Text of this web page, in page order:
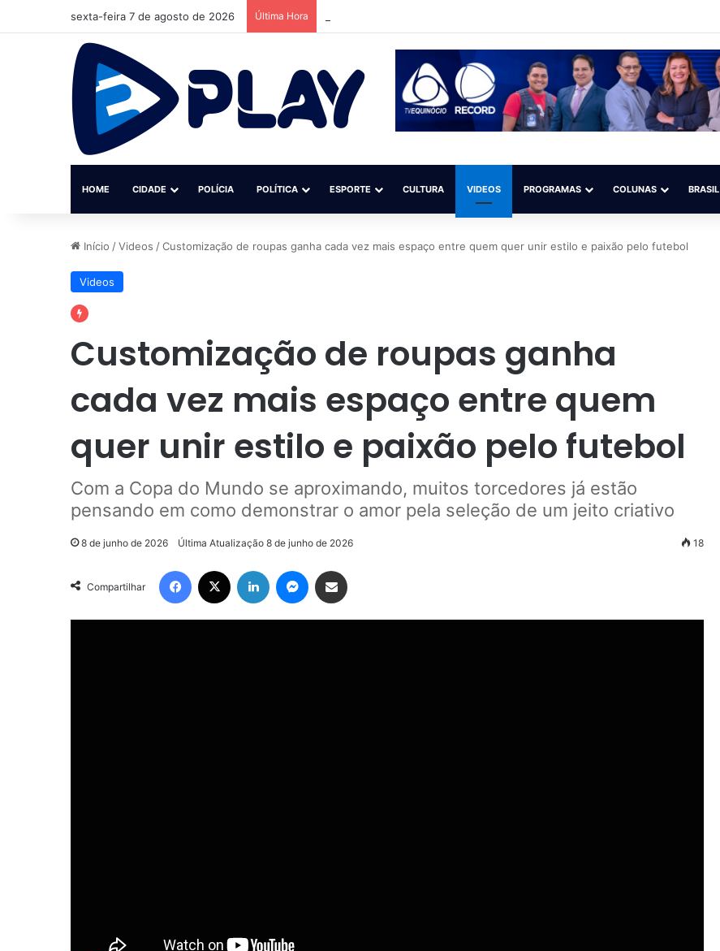
sexta-feira 7 de agosto de 2026 Última Hora
HOME CIDADE POLÍCIA POLÍTICA ESPORTE CULTURA VIDEOS PROGRAMAS COLUNAS BRASIL
Início /Videos /Customização de roupas ganha cada vez mais espaço entre quem quer unir estilo e paixão pelo futebol
Videos
Customização de roupas ganha
cada vez mais espaço entre quem
quer unir estilo e paixão pelo futebol
Com a Copa do Mundo se aproximando, muitos torcedores já estão
pensando em como demonstrar o amor pela seleção de um jeito criativo
8 de junho de 2026 Última Atualização 8 de junho de 2026 18
Compartilhar